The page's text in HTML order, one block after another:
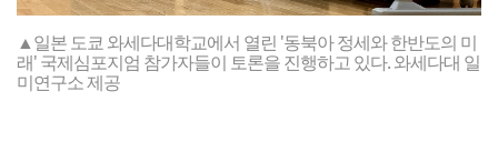
▲일본 도쿄 와세다대학교에서 열린 '동북아 정세와 한반도의 미
래' 국제심포지엄 참가자들이 토론을 진행하고 있다. 와세다대 일
미연구소 제공